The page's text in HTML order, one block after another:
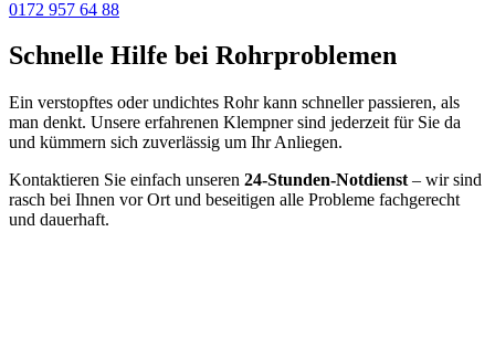
0172 957 64 88
Schnelle Hilfe bei Rohrproblemen
Ein verstopftes oder undichtes Rohr kann schneller passieren, als
man denkt. Unsere erfahrenen Klempner sind jederzeit für Sie da
und kümmern sich zuverlässig um Ihr Anliegen.
Kontaktieren Sie einfach unseren 24-Stunden-Notdienst – wir sind
rasch bei Ihnen vor Ort und beseitigen alle Probleme fachgerecht
und dauerhaft.